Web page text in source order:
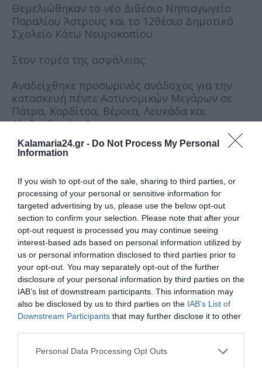
Kalamaria24.gr - Do Not Process My Personal
Information
If you wish to opt-out of the sale, sharing to third parties, or
processing of your personal or sensitive information for
targeted advertising by us, please use the below opt-out
section to confirm your selection. Please note that after your
opt-out request is processed you may continue seeing
interest-based ads based on personal information utilized by
us or personal information disclosed to third parties prior to
your opt-out. You may separately opt-out of the further
disclosure of your personal information by third parties on the
IAB’s list of downstream participants. This information may
also be disclosed by us to third parties on the IAB’s List of
Downstream Participants that may further disclose it to other
Personal Data Processing Opt Outs
Θεμελιώθηκαν το νέο Διθέσιο Νηπιαγωγείο
Παραλίου Άστρους και το 12θέσιο Δημοτικό
Σχολείο Κάτω Νευροκοπίου.
Στον τομέα της ασφάλειας:
Αναδείχθηκε προσωρινός ανάδοχος για την
κατασκευή πέντε Αστυνομικών Μεγάρων σε
Πάτρα, Καρδίτσα, Βέροια, Λευκάδα και
Αλεξανδρούπολη.
Οδικά:
Ολοκληρώθηκε ο οδικός άξονας Καλλονή -
Σίγρι στη Λέσβο.
Υπεγράφη η σύμβαση για την κατασκευή του
οδικού έργου της παράκαμψης της Γιάλοβας.
Ανακατασκευάστηκε η Γέφυρα των Φύλλων
στην Εύβοια.
Παραδόθηκε η νέα οδική γέφυρα του Ευήνου
Κατασκευάζεται η νέα Γέφυρα Κερίτη στην